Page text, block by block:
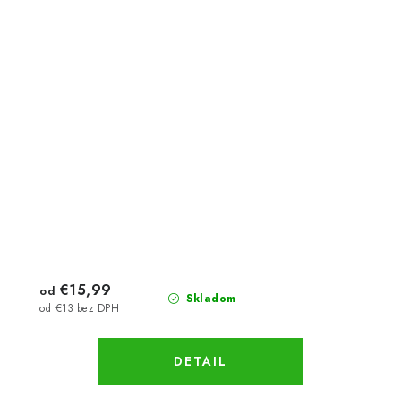
Skladom
od €13 bez DPH
od €15,99
DETAIL